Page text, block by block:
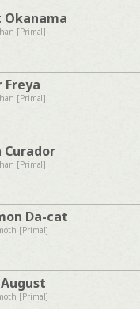
Okanama
[Primal]
Freya
[Primal]
Curador
[Primal]
Da-cat
[Primal]
[Primal]